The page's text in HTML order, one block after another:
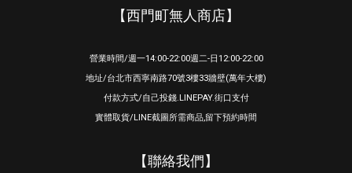
【西門町無人商店】
營業時間/週一14:00-22:00週二-日12:00-22:00
地址/台北市西寧南路70號3樓33牆壁(萬年大樓)
付款方式/自己投錢.LINEPAY.街口支付
實體取貨/LINE截圖所需商品,留下預約時間
【聯絡我們】